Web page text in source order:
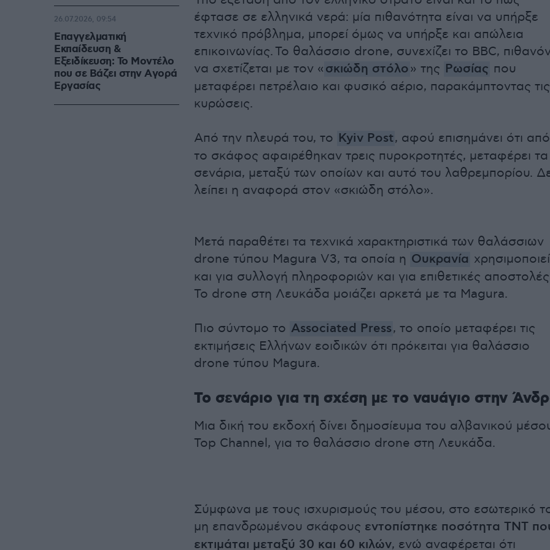
έφτασε σε ελληνικά νερά: μία πιθανότητα είναι να υπήρξε
τεχνικό πρόβλημα, μπορεί όμως να υπήρξε και απώλεια
επικοινωνίας. Το θαλάσσιο drone, συνεχίζει το BBC,
να σχετίζεται με τον « σκιώδη στόλο» της Ρωσίας που
μεταφέρει πετρέλαιο και φυσικό αέριο, παρακάμπτοντας τις
κυρώσεις.
Από την πλευρά του, το Kyiv Post, αφού επισημάνει ότι από
το σκάφος αφαιρέθηκαν τρεις πυροκροτητές, μεταφέρει τα
σενάρια, μεταξύ των οποίων και αυτό του λαθρεμπορίου.
λείπει η αναφορά στον «σκιώδη στόλο».
Μετά παραθέτει τα τεχνικά χαρακτηριστικά των θαλάσσιων
drone τύπου Magura V3, τα οποία η Ουκρανία χρησιμοποιεί
και για συλλογή πληροφοριών και για επιθετικές
Το drone στη Λευκάδα μοιάζει αρκετά με τα Magura.
Πιο σύντομο το Associated Press, το οποίο μεταφέρει τις
εκτιμήσεις Ελλήνων εοιδικών ότι πρόκειται για θαλάσσιο
drone τύπου Magura.
Το σενάριο για τη σχέση με το ναυάγιο στην
Μια δική του εκδοχή δίνει δημοσίευμα του αλβανικού
Top Channel, για το θαλάσσιο drone στη Λευκάδα.
Σύμφωνα με τους ισχυρισμούς του μέσου, στο εσωτερικό
μη επανδρωμένου σκάφους εντοπίστηκε ποσότητα TNT
εκτιμάται μεταξύ 30 και 60 κιλών, ενώ αναφέρεται ότι
Επαγγελματική
Εκπαίδευση &
Εξειδίκευση: Το Mοντέλο
που σε Bάζει στην Aγορά
Eργασίας
26.07.2026, 09:54